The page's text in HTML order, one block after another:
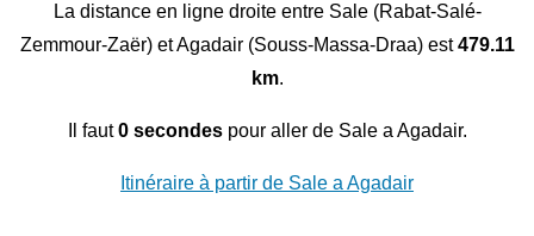
La distance en ligne droite entre Sale (Rabat-Salé-
Zemmour-Zaër) et Agadair (Souss-Massa-Draa) est479.11
km.
Il faut0 secondespour aller de Sale a Agadair.
Itinéraire à partir de Sale a Agadair